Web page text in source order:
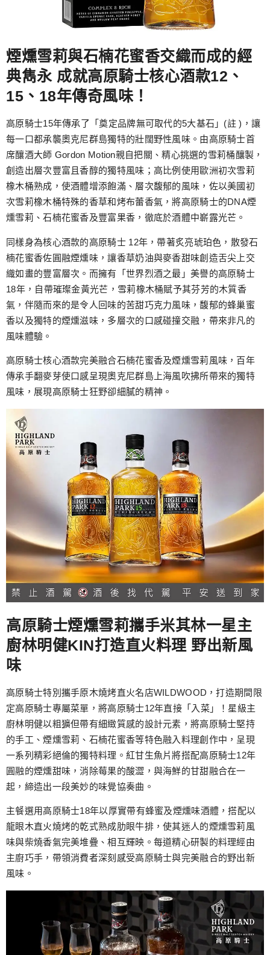
煙燻雪莉與石楠花蜜香交織而成的經
典雋永 成就高原騎士核心酒款12、
15、18年傳奇風味！
高原騎士15年傳承了「奠定品牌無可取代的5大基石」(註 )，讓
每一口都承襲奧克尼群島獨特的壯闊野性風味。由高原騎士首
席釀酒大師 Gordon Motion親自把關、精心挑選的雪莉桶釀製，
創造出層次豐富且香醇的獨特風味；高比例使用歐洲初次雪莉
橡木桶熟成，使酒體增添飽滿、層次馥郁的風味，佐以美國初
次雪莉橡木桶特殊的香草和烤布蕾香氣，將高原騎士的DNA煙
燻雪莉、石楠花蜜香及豐富果香，徹底於酒體中嶄露光芒。
同樣身為核心酒款的高原騎士 12年，帶著炙亮琥珀色，散發石
楠花蜜香佐圓融煙燻味，讓香草奶油與麥香甜味創造舌尖上交
織如畫的豐富層次。而擁有「世界烈酒之最」美譽的高原騎士
18年，自帶璀璨金黃光芒，雪莉橡木桶賦予其芬芳的木質香
氣，伴隨而來的是令人回味的苦甜巧克力風味，馥郁的蜂巢蜜
香以及獨特的煙燻滋味，多層次的口感碰撞交融，帶來非凡的
風味體驗。
高原騎士核心酒款完美融合石楠花蜜香及煙燻雪莉風味，百年
傳承手翻麥芽使口感呈現奧克尼群島上海風吹拂所帶來的獨特
風味，展現高原騎士狂野卻細膩的精神。
高原騎士煙燻雪莉攜手米其林一星主
廚林明健KIN打造直火料理 野出新風
味
高原騎士特別攜手原木燒烤直火名店WILDWOOD，打造期間限
定高原騎士專屬菜單，將高原騎士12年直接「入菜」！星級主
廚林明健以粗獷但帶有細緻質感的設計元素，將高原騎士堅持
的手工、煙燻雪莉、石楠花蜜香等特色融入料理創作中，呈現
一系列精彩絕倫的獨特料理。紅甘生魚片將搭配高原騎士12年
圓融的煙燻甜味，消除莓果的酸澀，與海鮮的甘甜融合在一
起，締造出一段美妙的味覺協奏曲。
主餐選用高原騎士18年以厚實帶有蜂蜜及煙燻味酒體，搭配以
龍眼木直火燒烤的乾式熟成肋眼牛排，使其迷人的煙燻雪莉風
味與柴燒香氣完美堆疊、相互輝映。每道精心研製的料理經由
主廚巧手，帶領消費者深刻感受高原騎士與完美融合的野出新
風味。